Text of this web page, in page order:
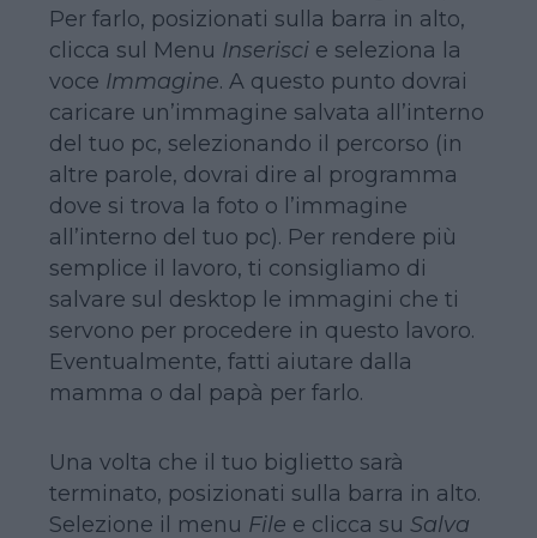
Per farlo, posizionati sulla barra in alto,
clicca sul Menu Inseriscie seleziona la
voce Immagine. A questo punto dovrai
caricare un’immagine salvata all’interno
del tuo pc, selezionando il percorso (in
altre parole, dovrai dire al programma
dove si trova la foto o l’immagine
all’interno del tuo pc). Per rendere più
semplice il lavoro, ti consigliamo di
salvare sul desktop le immagini che ti
servono per procedere in questo lavoro.
Eventualmente, fatti aiutare dalla
mamma o dal papà per farlo.
Una volta che il tuo biglietto sarà
terminato, posizionati sulla barra in alto.
Selezione il menu File e clicca su Salva